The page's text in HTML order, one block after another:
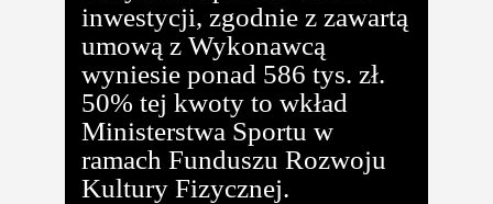
inwestycji, zgodnie z zawartą
umową z Wykonawcą
wyniesie ponad 586 tys. zł.
50% tej kwoty to wkład
Ministerstwa Sportu w
ramach Funduszu Rozwoju
Kultury Fizycznej.